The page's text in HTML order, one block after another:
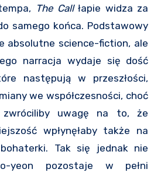
The Callłapie widza za
samego końca. Podstawowy
absolutne science-fiction, ale
narracja wydaje się dość
następują w przeszłości,
we współczesności, choć
zwróciliby uwagę na to, że
wpłynęłaby także na
Tak się jednak nie
yeon pozostaje w pełni